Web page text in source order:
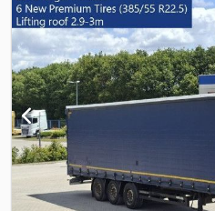
12642 (XL kód) tanúsítvány, Raktér
mm x 3 000 mm, Gumi méret: 385/
1. tengely: , 2. tengely: , 3. tengely:
elektronikus fékrendszer (EBS),
csatlakozó, antispray, emelhető
ponyvarendszer. A
jármű áttekintését. Finanszírozásra
finanszírozási megoldásokat,
telematikai szolgáltatásokat
adunk tanácsot. Credpfx Aaezn D